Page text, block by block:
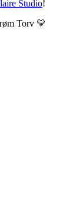
Studio!
Torv 💛